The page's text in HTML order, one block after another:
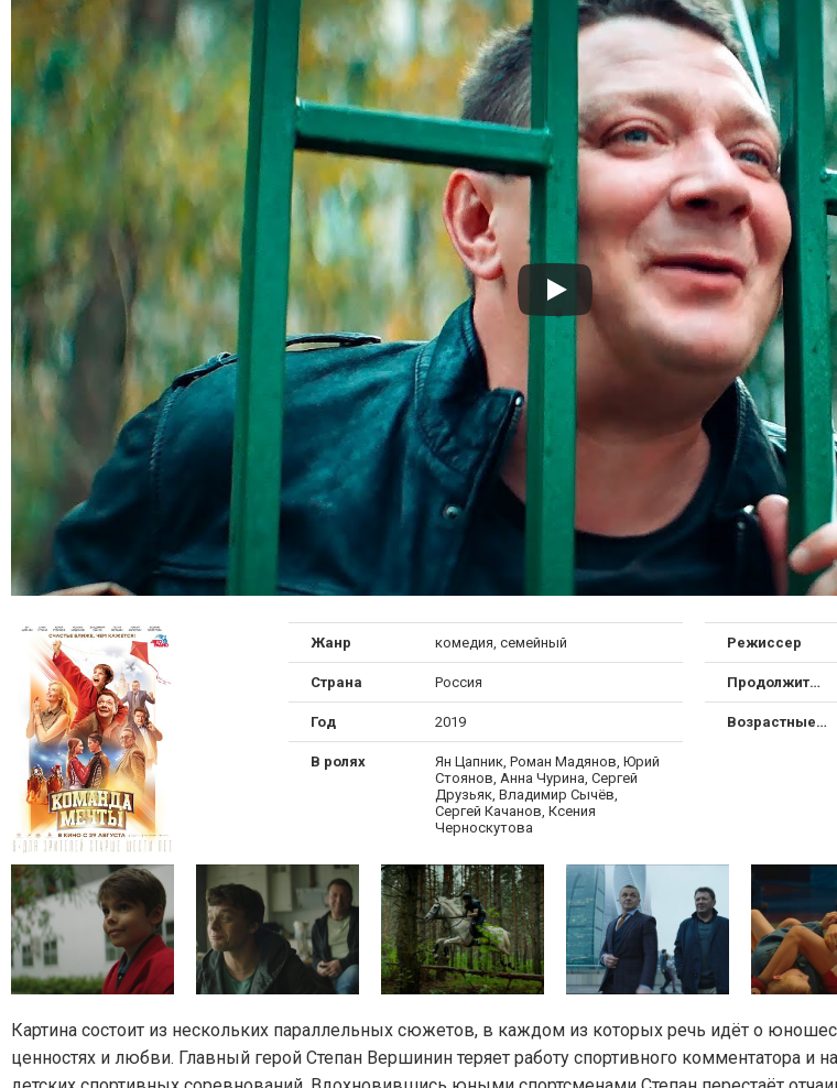
Жанр комедия, семейный
Страна Россия
Год 2019
В ролях
Ян Цапник, Роман Мадянов, Юрий
Стоянов, Анна Чурина, Сергей
Друзьяк, Владимир Сычёв,
Сергей Качанов, Ксения
Черноскутова
Режиссер
Продолжительность
Возрастные ограничения
Картина состоит из нескольких параллельных сюжетов, в каждом из которых речь идёт о
ценностях и любви. Главный герой Степан Вершинин теряет работу спортивного комментатора и